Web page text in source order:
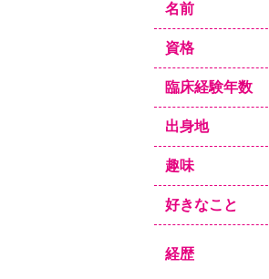
名前
資格
臨床経験年数
出身地
趣味
好きなこと
経歴